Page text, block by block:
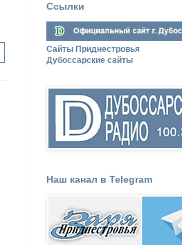
Ссылки
Сайты Приднестровья
Дубоссарские сайты
Наш канал в Telegram